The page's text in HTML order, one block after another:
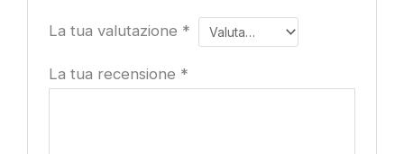
La tua valutazione *
La tua recensione *